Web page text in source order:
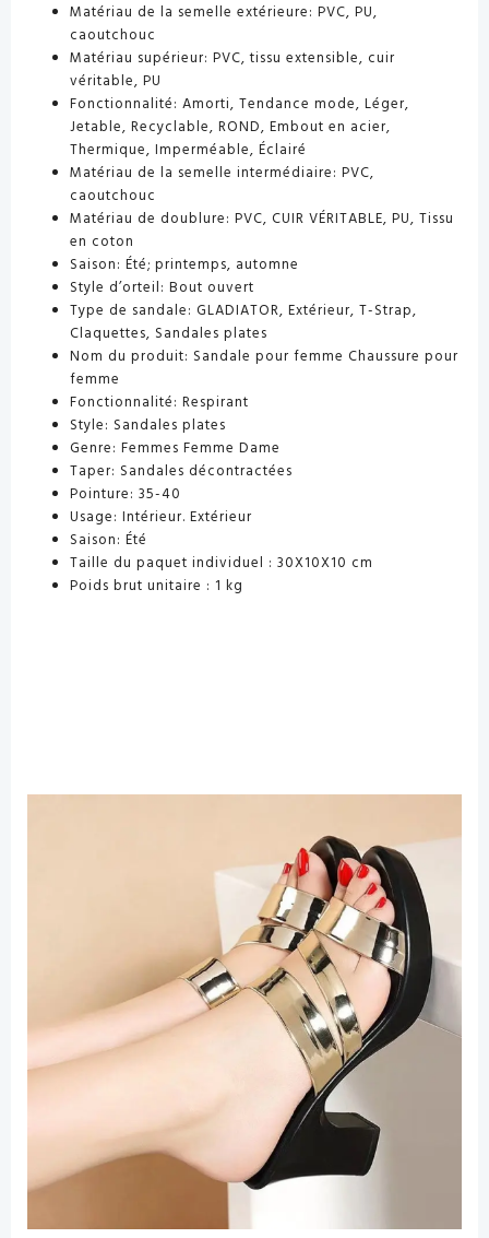
Matériau de la semelle extérieure: PVC, PU, ​​
caoutchouc
Matériau supérieur: PVC, tissu extensible, cuir
véritable, PU
Fonctionnalité: Amorti, Tendance mode, Léger,
Jetable, Recyclable, ROND, Embout en acier,
Thermique, Imperméable, Éclairé
Matériau de la semelle intermédiaire: PVC,
caoutchouc
Matériau de doublure: PVC, CUIR VÉRITABLE, PU, ​​Tissu
en coton
Saison: Été; printemps, automne
Style d’orteil: Bout ouvert
Type de sandale: GLADIATOR, Extérieur, T-Strap,
Claquettes, Sandales plates
Nom du produit: Sandale pour femme Chaussure pour
femme
Fonctionnalité: Respirant
Style: Sandales plates
Genre: Femmes Femme Dame
Taper: Sandales décontractées
Pointure: 35-40
Usage: Intérieur. Extérieur
Saison: Été
Taille du paquet individuel : 30X10X10 cm
Poids brut unitaire : 1 kg